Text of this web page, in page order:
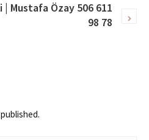
Mustafa Özay 506 611
98 78